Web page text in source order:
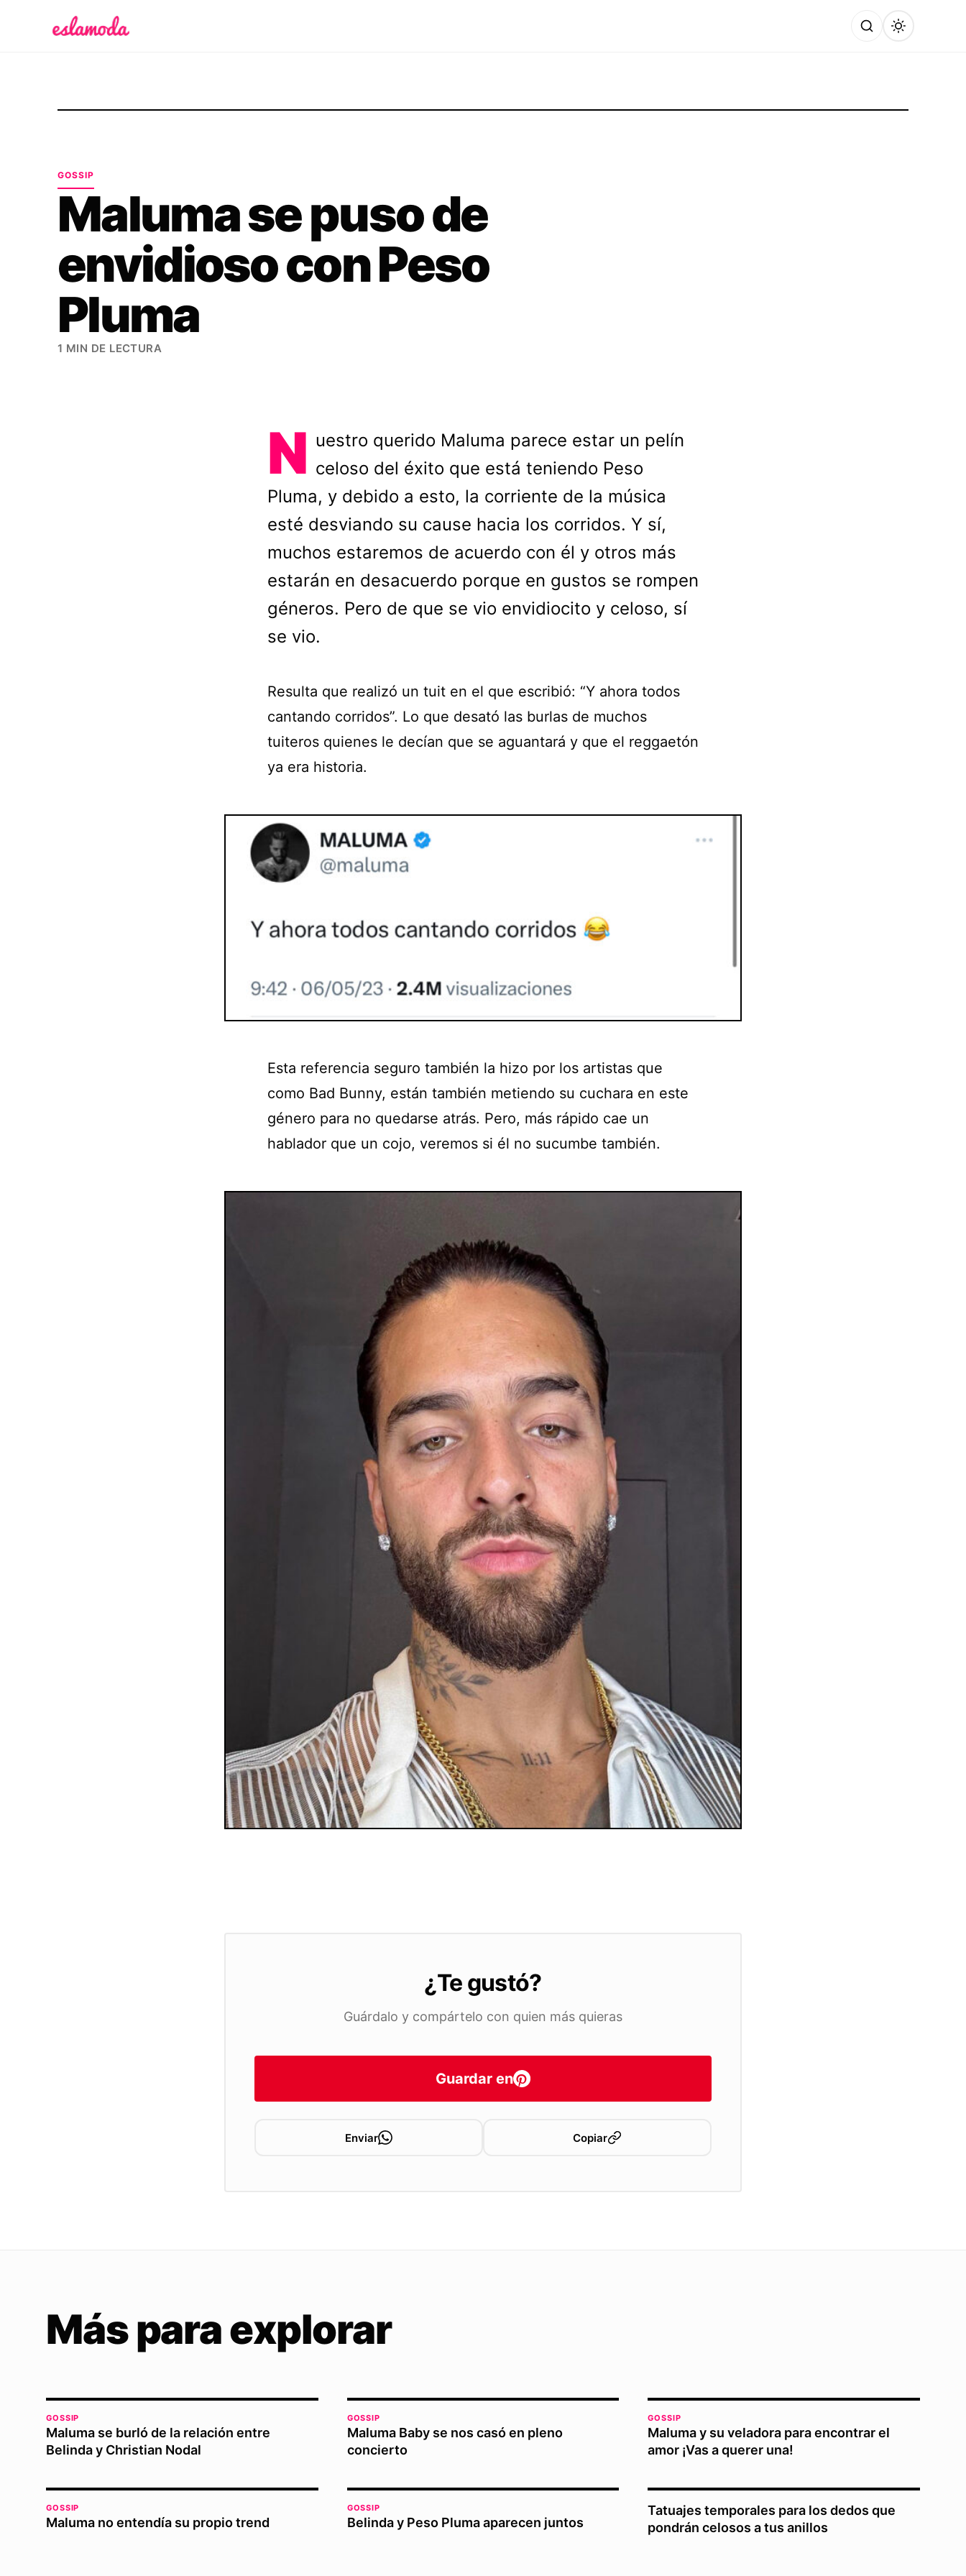
GOSSIP
Maluma se puso de
envidioso con Peso
Pluma
1 MIN DE LECTURA
N uestro querido Maluma parece estar un pelín
celoso del éxito que está teniendo Peso
Pluma, y debido a esto, la corriente de la música
esté desviando su cause hacia los corridos. Y sí,
muchos estaremos de acuerdo con él y otros más
estarán en desacuerdo porque en gustos se rompen
géneros. Pero de que se vio envidiocito y celoso, sí
se vio.
Resulta que realizó un tuit en el que escribió: “Y ahora todos
cantando corridos”. Lo que desató las burlas de muchos
tuiteros quienes le decían que se aguantará y que el reggaetón
ya era historia.
Esta referencia seguro también la hizo por los artistas que
como Bad Bunny, están también metiendo su cuchara en este
género para no quedarse atrás. Pero, más rápido cae un
hablador que un cojo, veremos si él no sucumbe también.
¿Te gustó?
Guárdalo y compártelo con quien más quieras
Guardar en
Enviar Copiar
Más para explorar
GOSSIP
Maluma se burló de la relación entre
Belinda y Christian Nodal
GOSSIP
Maluma Baby se nos casó en pleno
concierto
GOSSIP
Maluma y su veladora para encontrar el
amor ¡Vas a querer una!
GOSSIP
Maluma no entendía su propio trend
GOSSIP
Belinda y Peso Pluma aparecen juntos
Tatuajes temporales para los dedos que
pondrán celosos a tus anillos